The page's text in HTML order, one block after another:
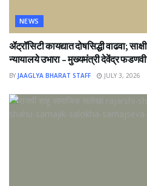
NEWS
ॲट्रॉसिटी कायद्यात दोषसिद्धी वाढवा;
न्यायालये उभारा – मुख्यमंत्री देवेंद्र
BY JAAGLYA BHARAT STAFF JULY 3, 2026